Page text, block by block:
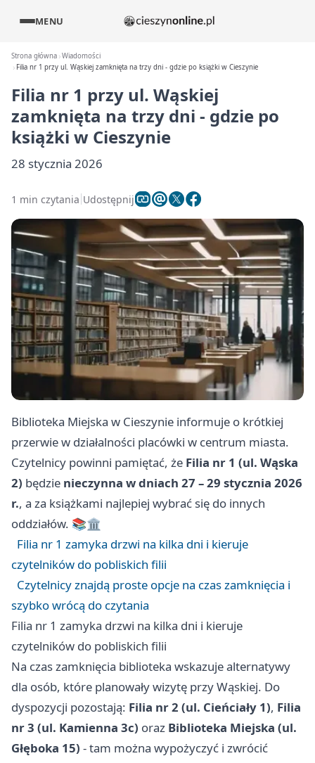
MENU
Strona główna Wiadomości
Filia nr 1 przy ul. Wąskiej zamknięta na trzy dni - gdzie po książki w Cieszynie
Filia nr 1 przy ul. Wąskiej
zamknięta na trzy dni - gdzie po
książki w Cieszynie
28 stycznia 2026
1 min czytania Udostępnij
Biblioteka Miejska w Cieszynie informuje o krótkiej
przerwie w działalności placówki w centrum miasta.
Czytelnicy powinni pamiętać, że Filia nr 1 (ul. Wąska
2) będzie nieczynna w dniach 27 – 29 stycznia 2026
r., a za książkami najlepiej wybrać się do innych
oddziałów. 📚🏛️
Filia nr 1 zamyka drzwi na kilka dni i kieruje
czytelników do pobliskich filii
Czytelnicy znajdą proste opcje na czas zamknięcia i
szybko wrócą do czytania
Filia nr 1 zamyka drzwi na kilka dni i kieruje
czytelników do pobliskich filii
Na czas zamknięcia biblioteka wskazuje alternatywy
dla osób, które planowały wizytę przy Wąskiej. Do
dyspozycji pozostają: Filia nr 2 (ul. Cieńciały 1), Filia
nr 3 (ul. Kamienna 3c) oraz Biblioteka Miejska (ul.
Głęboka 15) - tam można wypożyczyć i zwrócić